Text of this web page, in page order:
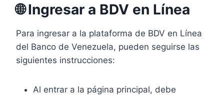
🌐 Ingresar a BDV en Línea
Para ingresar a la plataforma de BDV en Línea
del Banco de Venezuela, pueden seguirse las
siguientes instrucciones:
Al entrar a la página principal, debe